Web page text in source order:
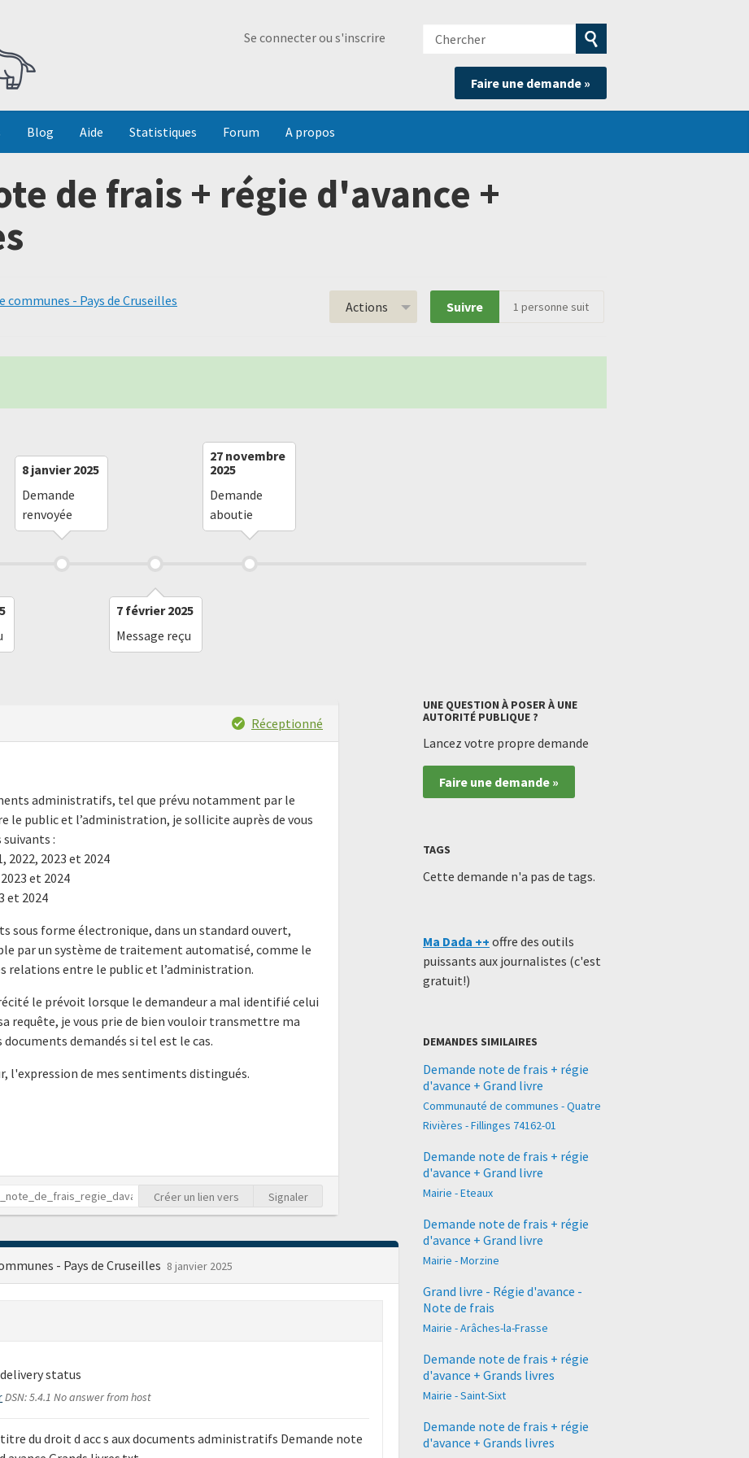
Se connecter ou s'inscrire
Chercher
Soumettre
la
recherche
Faire une demande »
Blog Aide Statistiques Forum A propos
de frais + régie d'avance +
communes - Pays de Cruseilles Actions Suivre 1 personne suit
8 janvier 2025
Demande
renvoyée
7 février 2025
Message reçu
27 novembre
2025
Demande
aboutie
Réceptionné
administratifs, tel que prévu notamment par le
le public et l’administration, je sollicite auprès de vous
:
2022, 2023 et 2024
et 2024
et 2024
sous forme électronique, dans un standard ouvert,
par un système de traitement automatisé, comme le
relations entre le public et l’administration.
le prévoit lorsque le demandeur a mal identifié celui
requête, je vous prie de bien vouloir transmettre ma
demandés si tel est le cas.
l'expression de mes sentiments distingués.
Créer un lien vers Signaler
- Pays de Cruseilles 8 janvier 2025
status
DSN: 5.4.1 No answer from host
titre du droit d acc s aux documents administratifs Demande note
UNE QUESTION À POSER À UNE
AUTORITÉ PUBLIQUE ?
Lancez votre propre demande
Faire une demande »
TAGS
Cette demande n'a pas de tags.
Ma Dada ++ offre des outils
puissants aux journalistes (c'est
gratuit!)
DEMANDES SIMILAIRES
Demande note de frais + régie
d'avance + Grand livre
Communauté de communes - Quatre
Rivières - Fillinges 74162-01
Demande note de frais + régie
d'avance + Grand livre
Mairie - Eteaux
Demande note de frais + régie
d'avance + Grand livre
Mairie - Morzine
Grand livre - Régie d'avance -
Note de frais
Mairie - Arâches-la-Frasse
Demande note de frais + régie
d'avance + Grands livres
Mairie - Saint-Sixt
Demande note de frais + régie
d'avance + Grands livres